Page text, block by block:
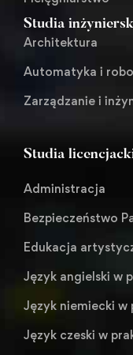
Studia
Architektura
Automatyka i
Zarządzanie i
Studia
Administracja
Bezpieczeństwo
Edukacja
Język angielski w
Język niemiecki w
Język czeski w